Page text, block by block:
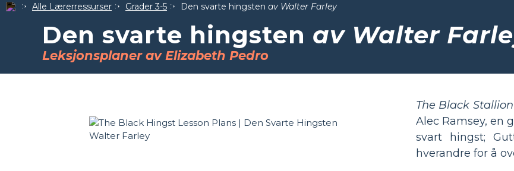
Alle Lærerressurser Grader 3-5 Den svarte hingsten av Walter Farley
Den svarte hingsten av Walter
Leksjonsplaner av Elizabeth Pedro
The Black Stallion
Alec Ramsey, en
svart hingst;
hverandre for å